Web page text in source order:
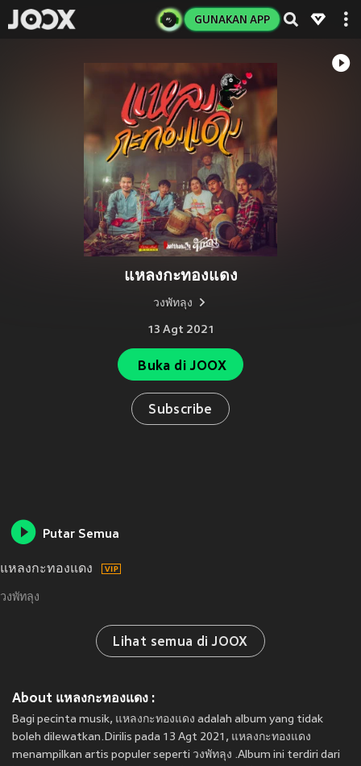
GUNAKAN APP
แหลงกะทองแดง
วงพัทลุง
13 Agt 2021
Buka di JOOX
Subscribe
Putar Semua
แหลงกะทองแดง
วงพัทลุง
Lihat semua di JOOX
About แหลงกะทองแดง :
Bagi pecinta musik, แหลงกะทองแดง adalah album yang tidak
boleh dilewatkan.Dirilis pada 13 Agt 2021, แหลงกะทองแดง
menampilkan artis populer seperti วงพัทลุง .Album ini terdiri dari